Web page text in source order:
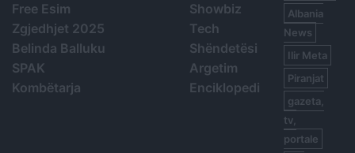
Free Esim
Zgjedhjet 2025
Belinda Balluku
SPAK
Kombëtarja
Showbiz
Tech
Shëndetësi
Argetim
Enciklopedi
Albania
News
Ilir Meta
Piranjat
gazeta,
tv,
portale